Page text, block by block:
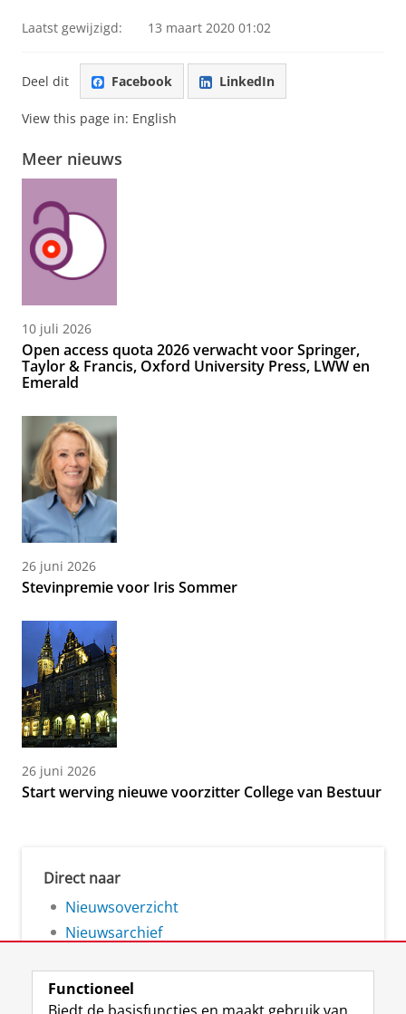
Laatst gewijzigd: 13 maart 2020 01:02
Deel dit Facebook LinkedIn
View this page in: English
Meer nieuws
10 juli 2026
Open access quota 2026 verwacht voor Springer,
Taylor & Francis, Oxford University Press, LWW en
Emerald
26 juni 2026
Stevinpremie voor Iris Sommer
26 juni 2026
Start werving nieuwe voorzitter College van Bestuur
Direct naar
Nieuwsoverzicht
Nieuwsarchief
Functioneel